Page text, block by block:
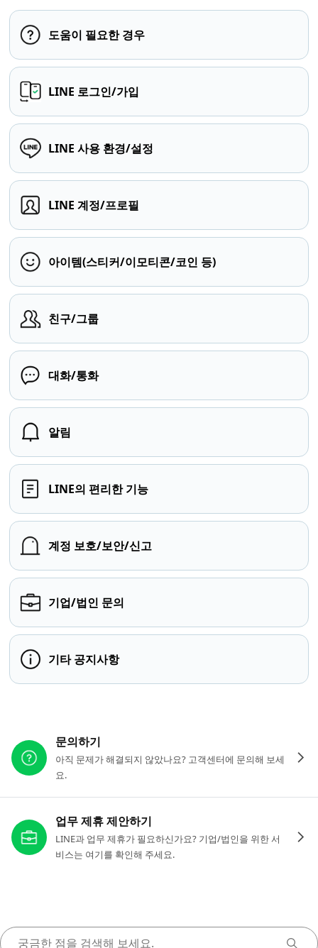
도움이 필요한 경우
LINE 로그인/가입
LINE 사용 환경/설정
LINE 계정/프로필
아이템(스티커/이모티콘/코인 등)
친구/그룹
대화/통화
알림
LINE의 편리한 기능
계정 보호/보안/신고
기업/법인 문의
기타 공지사항
문의하기
아직 문제가 해결되지 않았나요? 고객센터에 문의해 보세
요.
업무 제휴 제안하기
LINE과 업무 제휴가 필요하신가요? 기업/법인을 위한 서
비스는 여기를 확인해 주세요.